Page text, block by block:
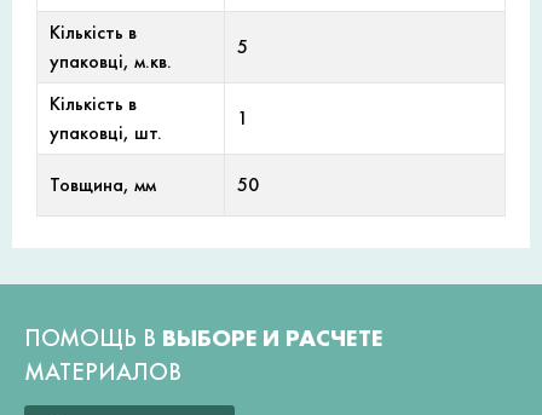
Кількість в
упаковці, м.кв.
5
Кількість в
упаковці, шт.
1
Товщина, мм 50
ПОМОЩЬ В ВЫБОРЕ И РАСЧЕТЕ
МАТЕРИАЛОВ